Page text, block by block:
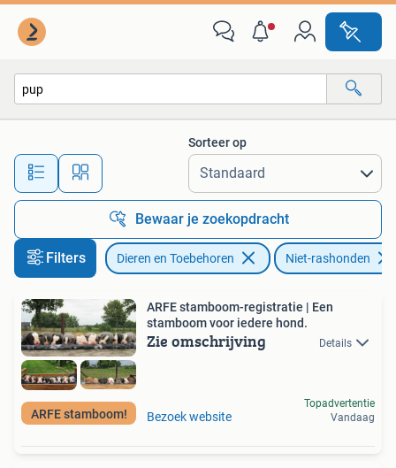
Alle afstanden…
Sorteer op
Bewaar je zoekopdracht
Filters Dieren en Toebehoren Niet-rashonden
ARFE stamboom!
ARFE stamboom-registratie | Een
stamboom voor iedere hond.
Zie omschrijving Details
Bezoek website
Topadvertentie
Vandaag